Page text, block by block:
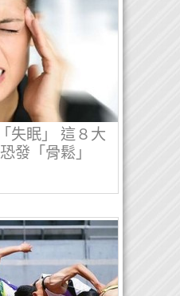
失眠」 這８大
發「骨鬆」